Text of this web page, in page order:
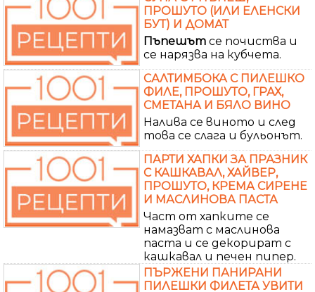
ПРОШУТО (ИЛИ ЕЛЕНСКИ
БУТ) И ДОМАТ
Пъпешът се почиства и
се нарязва на кубчета.
САЛТИМБОКА С ПИЛЕШКО
ФИЛЕ, ПРОШУТО, ГРАХ,
СМЕТАНА И БЯЛО ВИНО
Налива се виното и след
това се слага и бульонът.
ПАРТИ ХАПКИ ЗА ПРАЗНИК
С КАШКАВАЛ, ХАЙВЕР,
ПРОШУТО, КРЕМА СИРЕНЕ
И МАСЛИНОВА ПАСТА
Част от хапките се
намазват с маслинова
паста и се декорират с
кашкавал и печен пипер.
ПЪРЖЕНИ ПАНИРАНИ
ПИЛЕШКИ ФИЛЕТА УВИТИ